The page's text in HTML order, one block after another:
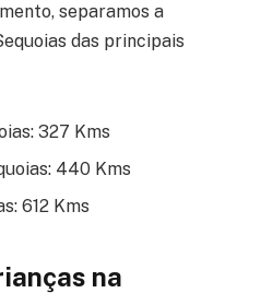
separamos a
das principais
327 Kms
440 Kms
612 Kms
na